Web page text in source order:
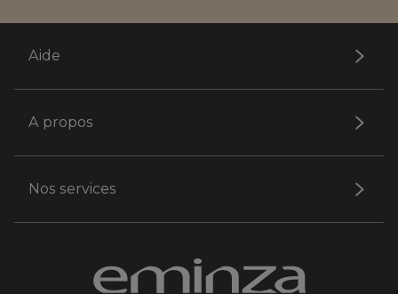
Aide
A propos
Nos services